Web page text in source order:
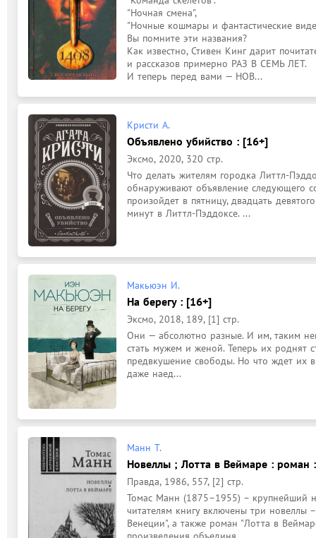
"Ночная смена",
"Ночные кошмары и фантастические
Вы помните эти названия?
Как известно, Стивен Кинг дарит
и рассказов примерно РАЗ В СЕМЬ ЛЕТ.
И теперь перед вами — НОВ...
Кристи А.
Объявлено убийство : [16+]
Эксмо, 2020, 320 стр.
Что делать жителям городка Литтл-
обнаруживают объявление следующего
произойдет в пятницу, двадцать
минут в Литтл-Пэддоксе. ...
Макьюэн И.
На берегу : [16+]
Эксмо, 2018, 189, [1] стр.
Они — ​абсолютно разные. И им, таким
стать мужем и женой. Теперь их роднят
предвкушение свободы. Но что ждет их
даже наед...
Манн Т.
Новеллы ; Лотта в Веймаре : роман
Правда, 1986, 557, [2] стр.
Томас Манн (1875–1955) – крупнейший
читателям книгу включены три новеллы
Венеции", а также роман "Лотта в